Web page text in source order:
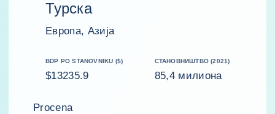
Турска
Европа, Азија
BDP PO STANOVNIKU ($)
$13235.9
СТАНОВНИШТВО (2021)
85,4 милиона
Procena